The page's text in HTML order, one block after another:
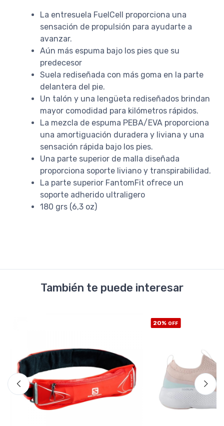
La entresuela FuelCell proporciona una
sensación de propulsión para ayudarte a
avanzar.
Aún más espuma bajo los pies que su
predecesor
Suela rediseñada con más goma en la parte
delantera del pie.
Un talón y una lengüeta rediseñados brindan
mayor comodidad para kilómetros rápidos.
La mezcla de espuma PEBA/EVA proporciona
una amortiguación duradera y liviana y una
sensación rápida bajo los pies.
Una parte superior de malla diseñada
proporciona soporte liviano y transpirabilidad.
La parte superior FantomFit ofrece un
soporte adherido ultraligero
180 grs (6,3 oz)
También te puede interesar
20% OFF